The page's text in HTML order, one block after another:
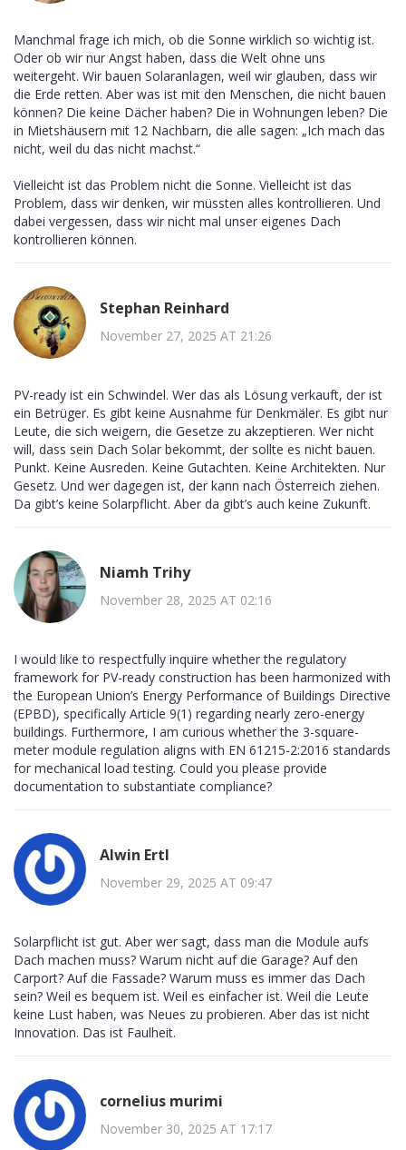
Manchmal frage ich mich, ob die Sonne wirklich so wichtig ist.
Oder ob wir nur Angst haben, dass die Welt ohne uns
weitergeht. Wir bauen Solaranlagen, weil wir glauben, dass wir
die Erde retten. Aber was ist mit den Menschen, die nicht bauen
können? Die keine Dächer haben? Die in Wohnungen leben? Die
in Mietshäusern mit 12 Nachbarn, die alle sagen: „Ich mach das
nicht, weil du das nicht machst.“
Vielleicht ist das Problem nicht die Sonne. Vielleicht ist das
Problem, dass wir denken, wir müssten alles kontrollieren. Und
dabei vergessen, dass wir nicht mal unser eigenes Dach
kontrollieren können.
Stephan Reinhard
November 27, 2025 AT 21:26
PV-ready ist ein Schwindel. Wer das als Lösung verkauft, der ist
ein Betrüger. Es gibt keine Ausnahme für Denkmäler. Es gibt nur
Leute, die sich weigern, die Gesetze zu akzeptieren. Wer nicht
will, dass sein Dach Solar bekommt, der sollte es nicht bauen.
Punkt. Keine Ausreden. Keine Gutachten. Keine Architekten. Nur
Gesetz. Und wer dagegen ist, der kann nach Österreich ziehen.
Da gibt’s keine Solarpflicht. Aber da gibt’s auch keine Zukunft.
Niamh Trihy
November 28, 2025 AT 02:16
I would like to respectfully inquire whether the regulatory
framework for PV-ready construction has been harmonized with
the European Union’s Energy Performance of Buildings Directive
(EPBD), specifically Article 9(1) regarding nearly zero-energy
buildings. Furthermore, I am curious whether the 3-square-
meter module regulation aligns with EN 61215-2:2016 standards
for mechanical load testing. Could you please provide
documentation to substantiate compliance?
Alwin Ertl
November 29, 2025 AT 09:47
Solarpflicht ist gut. Aber wer sagt, dass man die Module aufs
Dach machen muss? Warum nicht auf die Garage? Auf den
Carport? Auf die Fassade? Warum muss es immer das Dach
sein? Weil es bequem ist. Weil es einfacher ist. Weil die Leute
keine Lust haben, was Neues zu probieren. Aber das ist nicht
Innovation. Das ist Faulheit.
cornelius murimi
November 30, 2025 AT 17:17